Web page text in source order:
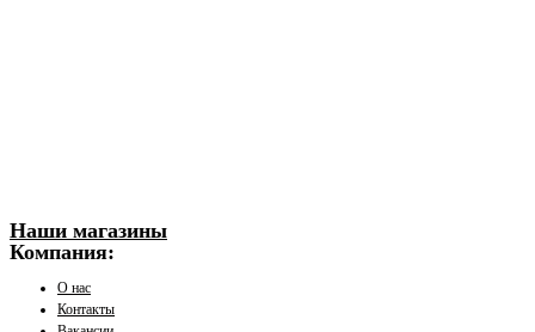
Наши магазины
Компания:
О нас
Контакты